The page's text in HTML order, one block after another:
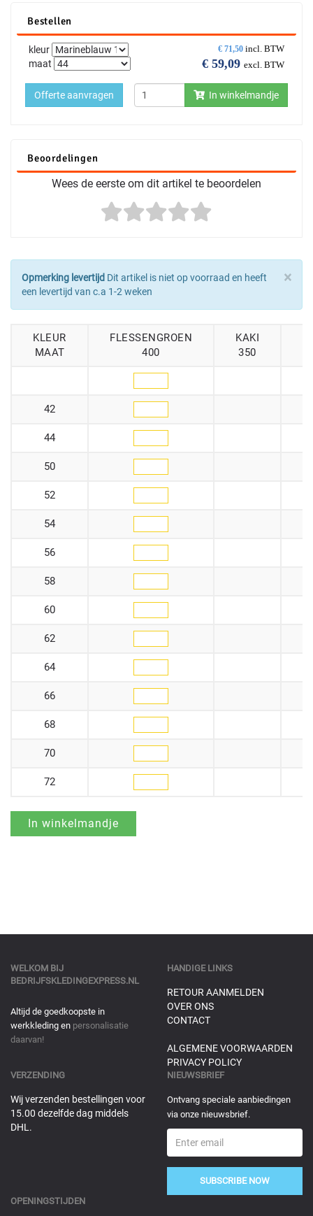
Bestellen
€ 71,50 incl. BTW
€ 59,09 excl. BTW
kleur
maat
In winkelmandje
Offerte aanvragen
Beoordelingen
Wees de eerste om dit artikel te beoordelen
×
Opmerking levertijd Dit artikel is niet op voorraad en heeft
een levertijd van c.a 1-2 weken
KLEUR
MAAT
FLESSENGROEN
400
KAKI
350
42
44
50
52
54
56
58
60
62
64
66
68
70
72
WELKOM BIJ
BEDRIJFSKLEDINGEXPRESS.NL
Altijd de goedkoopste in
werkkleding en personalisatie
daarvan!
HANDIGE LINKS
RETOUR AANMELDEN
OVER ONS
CONTACT
ALGEMENE VOORWAARDEN
PRIVACY POLICY
VERZENDING
Wij verzenden bestellingen voor
15.00 dezelfde dag middels
DHL.
NIEUWSBRIEF
Ontvang speciale aanbiedingen
via onze nieuwsbrief.
SUBSCRIBE NOW
OPENINGSTIJDEN